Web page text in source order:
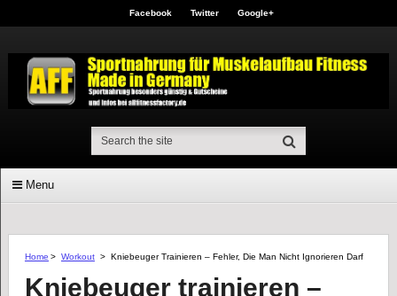
Facebook Twitter Google+
Menu
Home > Workout > Kniebeuger Trainieren – Fehler, Die Man Nicht Ignorieren Darf
Kniebeuger trainieren –